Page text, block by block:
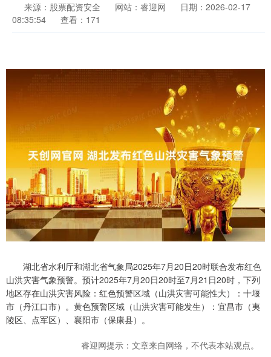
来源：股票配资安全 网站：睿迎网
日期：2026-02-17
08:35:54
查看：171
湖北省水利厅和湖北省气象局2025年7月20日20时联合发布红色
山洪灾害气象预警。预计2025年7月20日20时至7月21日20时，下列
地区存在山洪灾害风险：红色预警区域（山洪灾害可能性大）：十堰
市（丹江口市）。黄色预警区域（山洪灾害可能发生）：宜昌市（夷
陵区、点军区）、襄阳市（保康县）。
睿迎网提示：文章来自网络，不代表本站观点。